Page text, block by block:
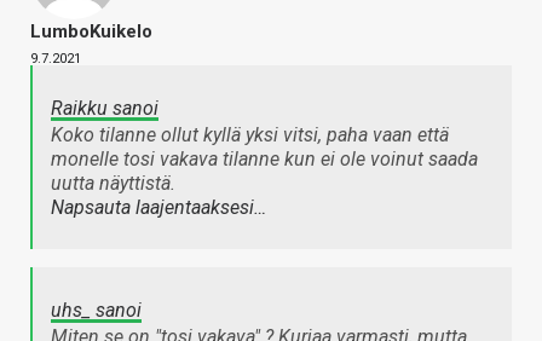
LumboKuikelo
9.7.2021
Raikku sanoi
Koko tilanne ollut kyllä yksi vitsi, paha vaan että
monelle tosi vakava tilanne kun ei ole voinut saada
uutta näyttistä.
Napsauta laajentaaksesi…
uhs_ sanoi